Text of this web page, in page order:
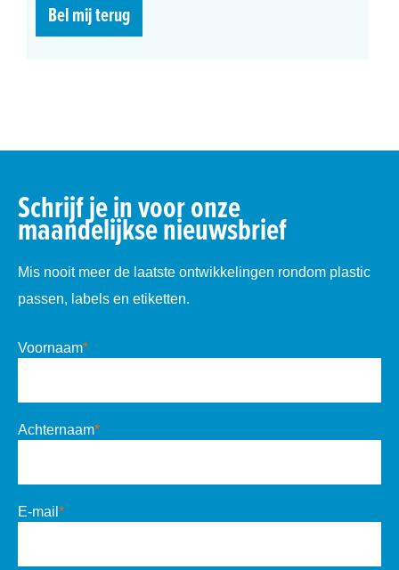
Bel mij terug
Schrijf je in voor onze
maandelijkse nieuwsbrief
Mis nooit meer de laatste ontwikkelingen rondom plastic
passen, labels en etiketten.
Voornaam*
Achternaam*
E-mail *